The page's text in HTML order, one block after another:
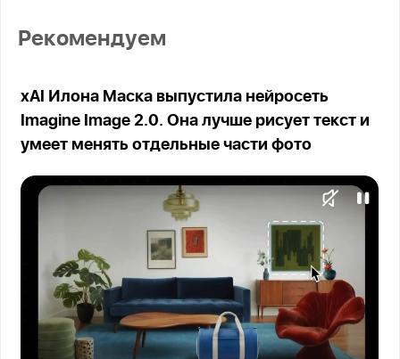
Рекомендуем
xAI Илона Маска выпустила нейросеть
Imagine Image 2.0. Она лучше рисует текст и
умеет менять отдельные части фото